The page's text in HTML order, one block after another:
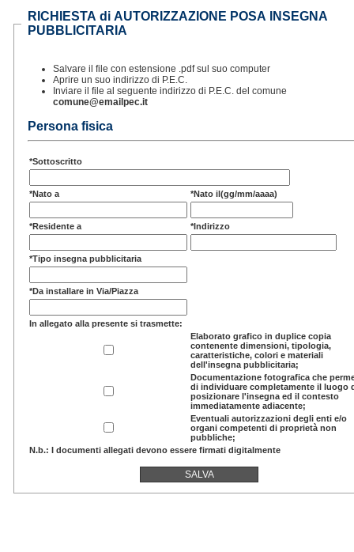
RICHIESTA di AUTORIZZAZIONE POSA INSEGNA
PUBBLICITARIA
Salvare il file con estensione .pdf sul suo computer
Aprire un suo indirizzo di P.E.C.
Inviare il file al seguente indirizzo di P.E.C. del comune
comune@emailpec.it
Persona fisica
*Sottoscritto
*Nato a *Nato il(gg/mm/aaaa)
*Residente a *Indirizzo
*Tipo insegna pubblicitaria
*Da installare in Via/Piazza
In allegato alla presente si trasmette:
Elaborato grafico in duplice copia
contenente dimensioni, tipologia,
caratteristiche, colori e materiali
dell'insegna pubblicitaria;
Documentazione fotografica che
di individuare completamente il luogo
posizionare l'insegna ed il contesto
immediatamente adiacente;
Eventuali autorizzazioni degli enti e/o
organi competenti di proprietà non
pubbliche;
N.b.: I documenti allegati devono essere firmati digitalmente